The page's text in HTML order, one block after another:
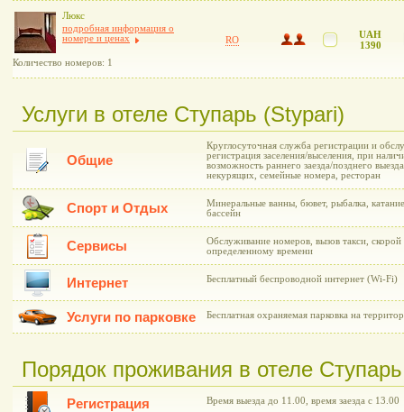
Люкс
подробная информация о
номере и ценах
Количество номеров: 1
RO
UAH
1390
Услуги в отеле Ступарь (Stypari)
Общие
Круглосуточная служба регистрации и
регистрация заселения/выселения, при
возможность раннего заезда/позднего
некурящих, семейные номера, ресторан
Спорт и Отдых
Минеральные ванны, бювет, рыбалка,
бассейн
Сервисы
Обслуживание номеров, вызов такси,
определенному времени
Интернет Бесплатный беспроводной интернет (Wi-Fi)
Услуги по парковке Бесплатная охраняемая парковка на
Порядок проживания в отеле
Регистрация Время выезда до 11.00, время заезда с 13.00